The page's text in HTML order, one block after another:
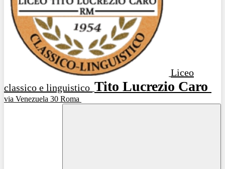
Liceo
classico e linguistico Tito Lucrezio Caro
via Venezuela 30 Roma